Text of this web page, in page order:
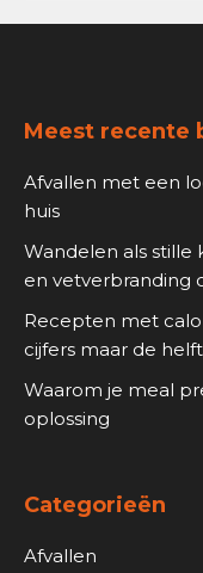
Meest recente
Afvallen met een
huis
Wandelen als stille
en vetverbranding
Recepten met
cijfers maar de
Waarom je meal
oplossing
Categorieën
Afvallen